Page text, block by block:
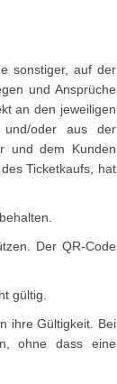
sonstiger, auf der
und Ansprüche
an den jeweiligen
und/oder aus der
und dem Kunden
Ticketkaufs, hat
Der QR-Code
gültig.
ihre Gültigkeit. Bei
ohne dass eine